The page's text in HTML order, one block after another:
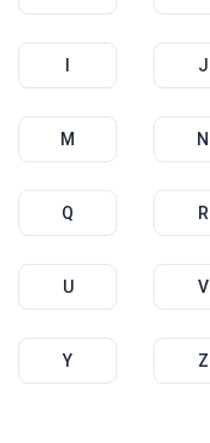
J
M N
Q R
U V
Y Z